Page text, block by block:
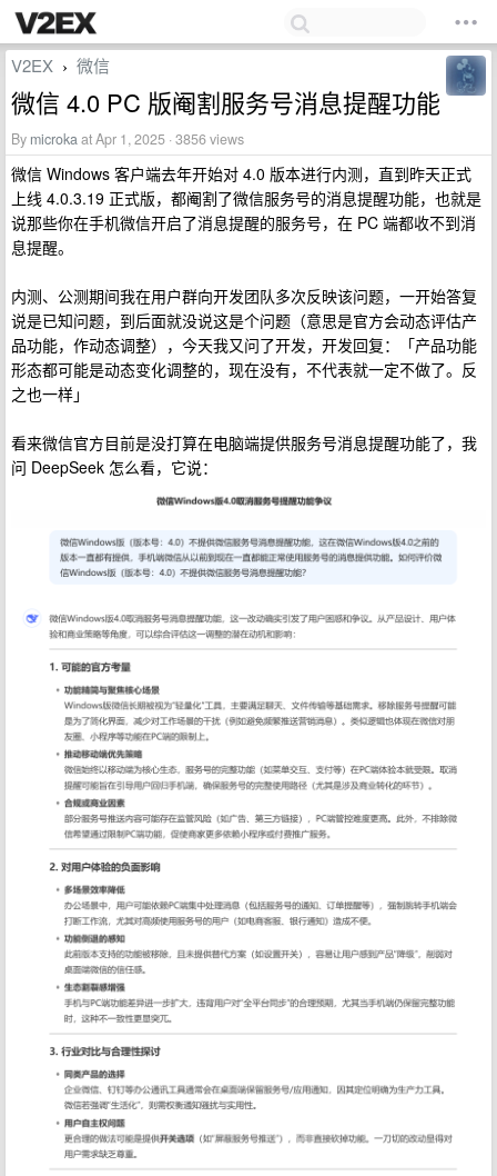
V2EX › 微信
微信 4.0 PC 版阉割服务号消息提醒功能
By microkaat Apr 1, 2025 · 3856 views
微信 Windows 客户端去年开始对 4.0 版本进行内测，直到昨天正式
上线 4.0.3.19 正式版，都阉割了微信服务号的消息提醒功能，也就是
说那些你在手机微信开启了消息提醒的服务号，在 PC 端都收不到消
息提醒。
内测、公测期间我在用户群向开发团队多次反映该问题，一开始答复
说是已知问题，到后面就没说这是个问题（意思是官方会动态评估产
品功能，作动态调整），今天我又问了开发，开发回复：「产品功能
形态都可能是动态变化调整的，现在没有，不代表就一定不做了。反
之也一样」
看来微信官方目前是没打算在电脑端提供服务号消息提醒功能了，我
问 DeepSeek 怎么看，它说：